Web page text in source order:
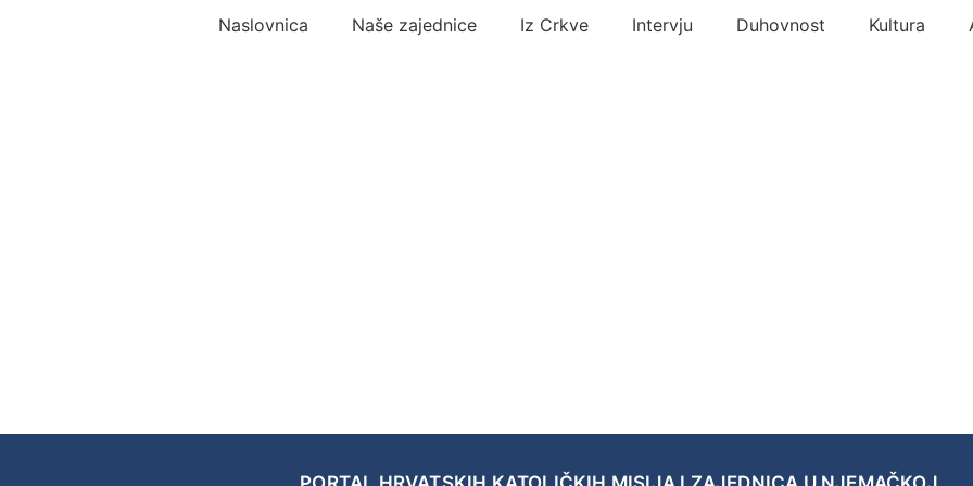
Naslovnica Naše zajednice Iz Crkve Intervju Duhovnost Kultura